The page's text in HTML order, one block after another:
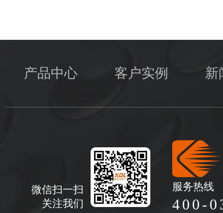
产品中心 客户实例 新
微信扫一扫
关注我们
服务热线
400-